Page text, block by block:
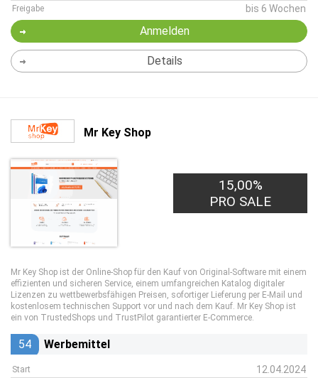
Freigabe bis 6 Wochen
Anmelden
Details
Mr Key Shop
15,00%
PRO SALE
Mr Key Shop ist der Online-Shop für den Kauf von Original-Software mit einem
effizienten und sicheren Service, einem umfangreichen Katalog digitaler
Lizenzen zu wettbewerbsfähigen Preisen, sofortiger Lieferung per E-Mail und
kostenlosem technischen Support vor und nach dem Kauf. Mr Key Shop ist
ein von TrustedShops und TrustPilot garantierter E-Commerce.
54 Werbemittel
Start 12.04.2024